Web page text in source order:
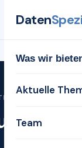
Daten
Was wir
Aktuelle
Team
für